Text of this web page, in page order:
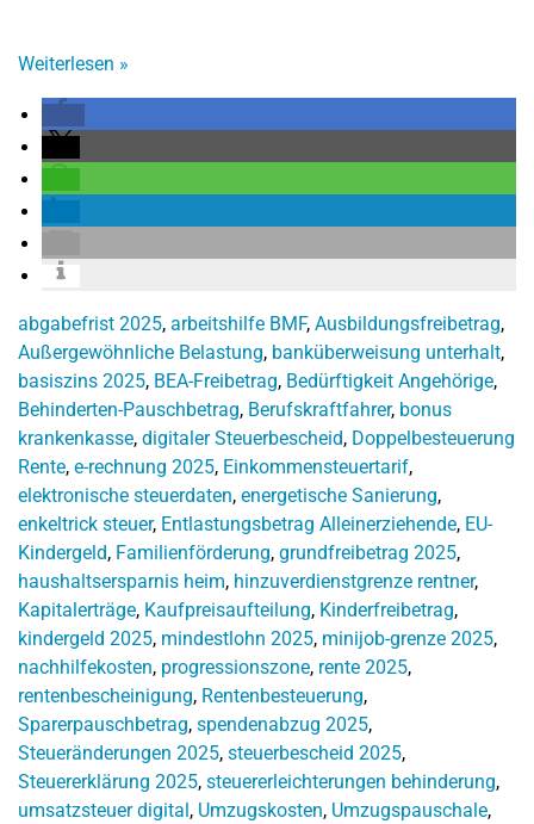
Weiterlesen »
abgabefrist 2025, arbeitshilfe BMF, Ausbildungsfreibetrag,
Außergewöhnliche Belastung, banküberweisung unterhalt,
basiszins 2025, BEA-Freibetrag, Bedürftigkeit Angehörige,
Behinderten-Pauschbetrag, Berufskraftfahrer, bonus
krankenkasse, digitaler Steuerbescheid, Doppelbesteuerung
Rente, e-rechnung 2025, Einkommensteuertarif,
elektronische steuerdaten, energetische Sanierung,
enkeltrick steuer, Entlastungsbetrag Alleinerziehende, EU-
Kindergeld, Familienförderung, grundfreibetrag 2025,
haushaltsersparnis heim, hinzuverdienstgrenze rentner,
Kapitalerträge, Kaufpreisaufteilung, Kinderfreibetrag,
kindergeld 2025, mindestlohn 2025, minijob-grenze 2025,
nachhilfekosten, progressionszone, rente 2025,
rentenbescheinigung, Rentenbesteuerung,
Sparerpauschbetrag, spendenabzug 2025,
Steueränderungen 2025, steuerbescheid 2025,
Steuererklärung 2025, steuererleichterungen behinderung,
umsatzsteuer digital, Umzugskosten, Umzugspauschale,